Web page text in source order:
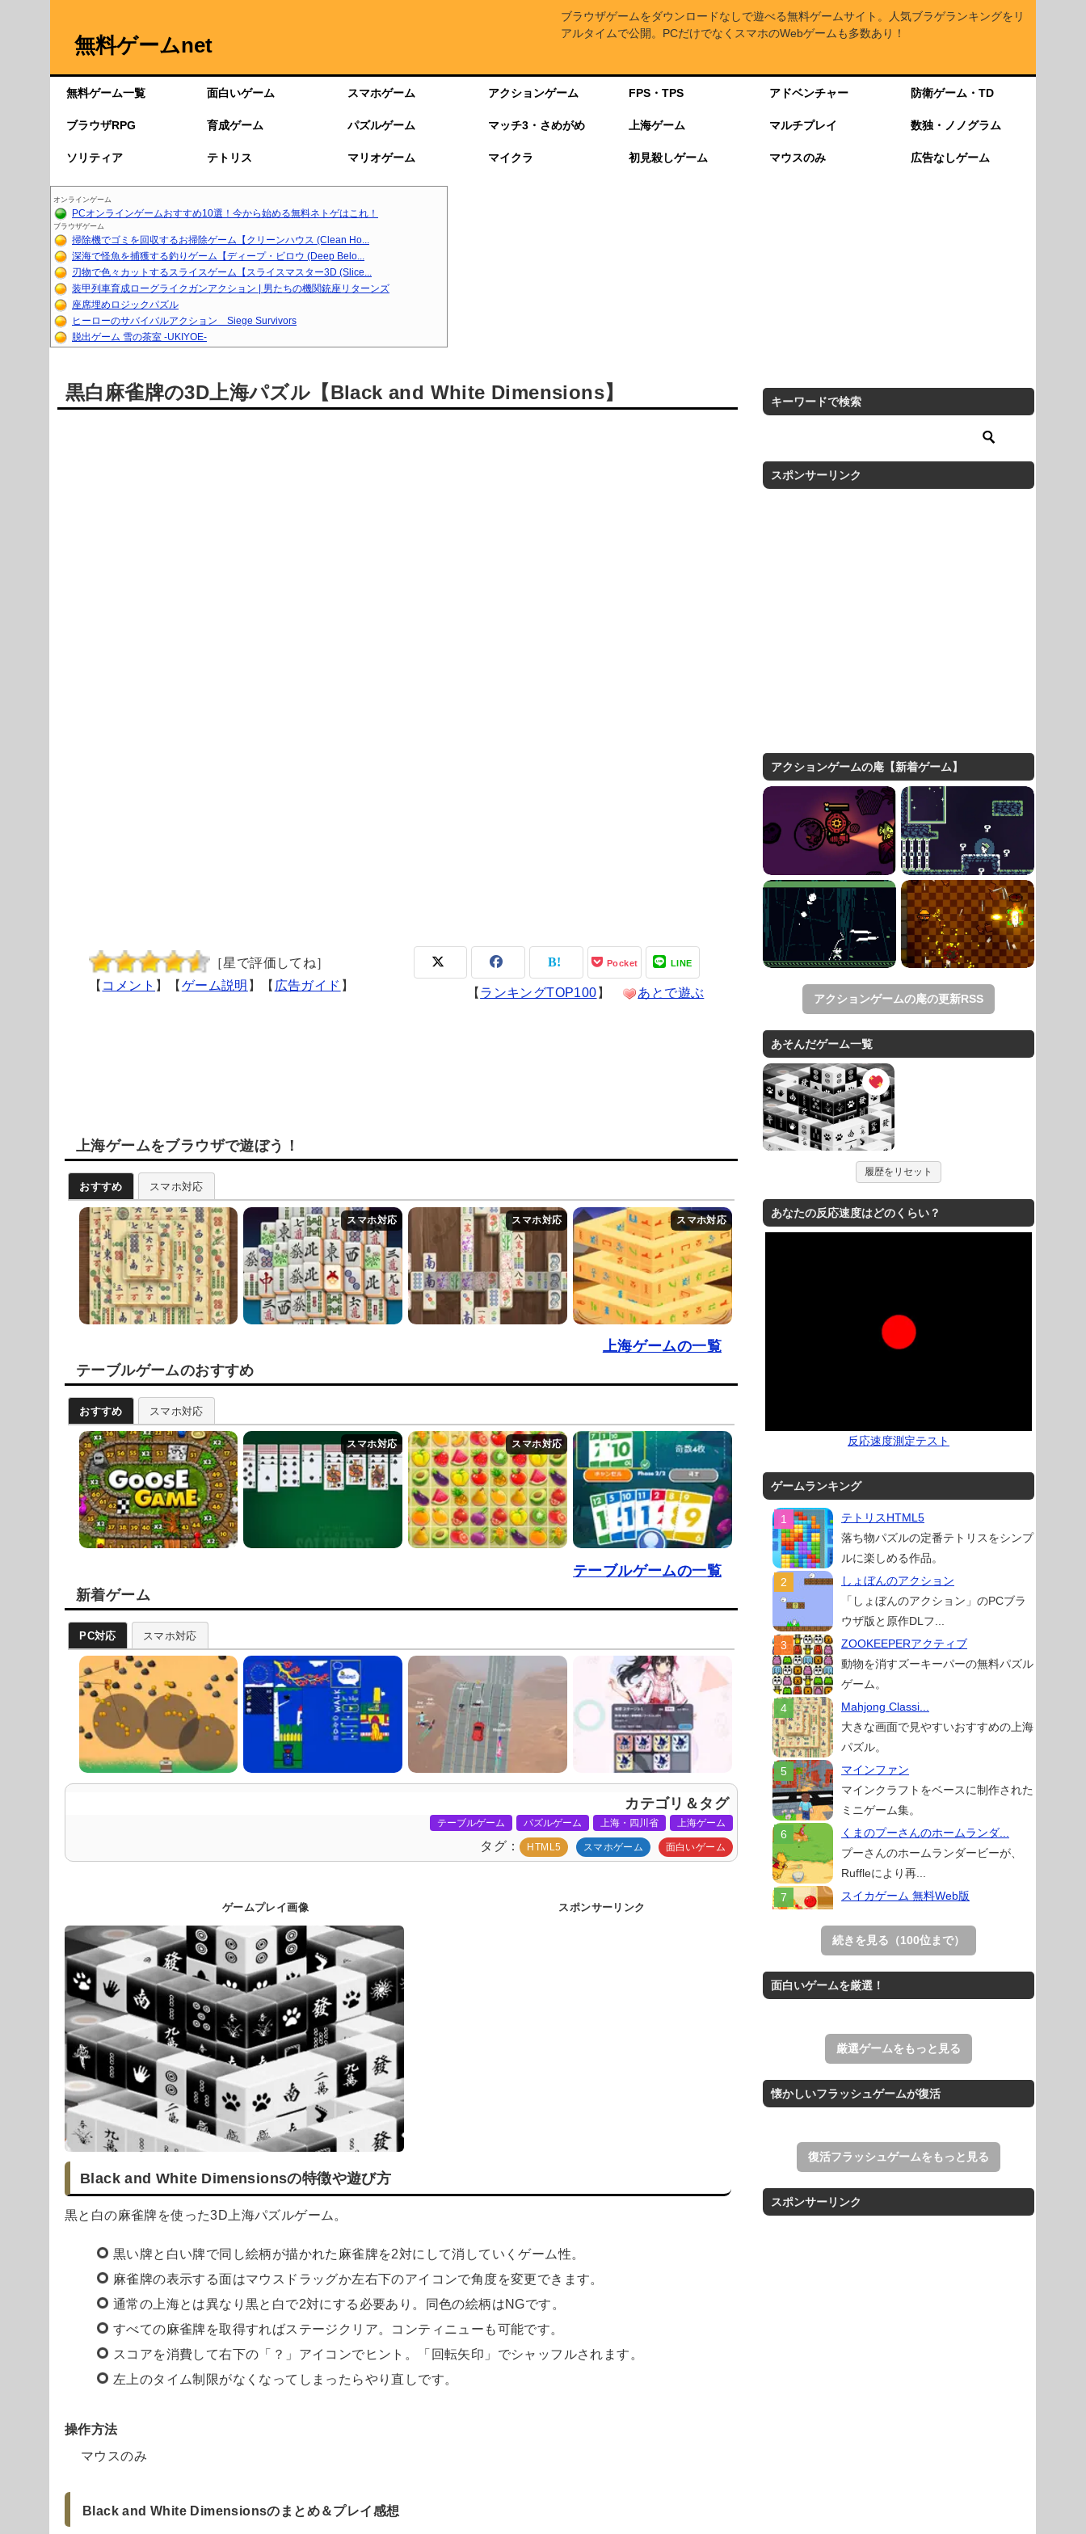
無料ゲームnet
ブラウザゲームをダウンロードなしで遊べる無料ゲームサイト。人気ブラゲランキングをリ
アルタイムで公開。PCだけでなくスマホのWebゲームも多数あり！
無料ゲーム一覧 面白いゲーム スマホゲーム アクションゲーム FPS・TPS アドベンチャー 防衛ゲーム・TD
ブラウザRPG 育成ゲーム パズルゲーム マッチ3・さめがめ 上海ゲーム マルチプレイ 数独・ノノグラム
ソリティア テトリス マリオゲーム マイクラ 初見殺しゲーム マウスのみ 広告なしゲーム
オンラインゲーム
PCオンラインゲームおすすめ10選！今から始める無料ネトゲはこれ！
ブラウザゲーム
掃除機でゴミを回収するお掃除ゲーム【クリーンハウス (Clean Ho...
深海で怪魚を捕獲する釣りゲーム【ディープ・ビロウ (Deep Belo...
刃物で色々カットするスライスゲーム【スライスマスター3D (Slice...
装甲列車育成ローグライクガンアクション | 男たちの機関銃座リターンズ
座席埋めロジックパズル
ヒーローのサバイバルアクション Siege Survivors
脱出ゲーム 雪の茶室 -UKIYOE-
黒白麻雀牌の3D上海パズル【Black and White Dimensions】
［星で評価してね］
【 コメント 】【 ゲーム説明 】【 広告ガイド 】
Pocket LINE
【 ランキングTOP100 】 あとで遊ぶ
上海ゲームをブラウザで遊ぼう！
おすすめ スマホ対応
上海ゲームの一覧
テーブルゲームのおすすめ
おすすめ スマホ対応
テーブルゲームの一覧
新着ゲーム
PC対応 スマホ対応
カテゴリ＆タグ
テーブルゲーム パズルゲーム 上海・四川省 上海ゲーム
タグ HTML5 スマホゲーム 面白いゲーム
ゲームプレイ画像 スポンサーリンク
Black and White Dimensionsの特徴や遊び方
黒と白の麻雀牌を使った3D上海パズルゲーム。
黒い牌と白い牌で同し絵柄が描かれた麻雀牌を2対にして消していくゲーム性。
麻雀牌の表示する面はマウスドラッグか左右下のアイコンで角度を変更できます。
通常の上海とは異なり黒と白で2対にする必要あり。同色の絵柄はNGです。
すべての麻雀牌を取得すればステージクリア。コンティニューも可能です。
スコアを消費して右下の「？」アイコンでヒント。「回転矢印」でシャッフルされます。
左上のタイム制限がなくなってしまったらやり直しです。
操作方法
マウスのみ
Black and White Dimensionsのまとめ＆プレイ感想
キーワードで検索
スポンサーリンク
アクションゲームの庵【新着ゲーム】
アクションゲームの庵の更新RSS
あそんだゲーム一覧
履歴をリセット
あなたの反応速度はどのくらい？
反応速度測定テスト
ゲームランキング
テトリスHTML5
落ち物パズルの定番テトリスをシンプ
ルに楽しめる作品。
しょぼんのアクション
「しょぼんのアクション」のPCブラ
ウザ版と原作DLフ...
ZOOKEEPERアクティブ
動物を消すズーキーパーの無料パズル
ゲーム。
Mahjong Classi...
大きな画面で見やすいおすすめの上海
パズル。
マインファン
マインクラフトをベースに制作された
ミニゲーム集。
くまのプーさんのホームランダ...
プーさんのホームランダービーが、
Ruffleにより再...
スイカゲーム 無料Web版
無料Web版。
Mahjong Real
リアルな麻雀牌を使う18種類の上海
ゲーム。
王国を構築していく放置系のシミュレ
ーションゲーム。
アローアウト
すべての矢印を画面外へ導くパズルゲ
続きを見る（100位まで）
面白いゲームを厳選！
厳選ゲームをもっと見る
懐かしいフラッシュゲームが復活
復活フラッシュゲームをもっと見る
スポンサーリンク